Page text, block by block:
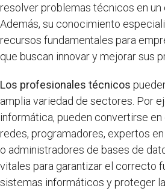
resolver problemas técnicos en un
Además, su conocimiento
recursos fundamentales para
que buscan innovar y mejorar sus
Los profesionales técnicos
amplia variedad de sectores. Por
informática, pueden convertirse
redes, programadores, expertos
o administradores de bases de
vitales para garantizar el correcto
sistemas informáticos y proteger